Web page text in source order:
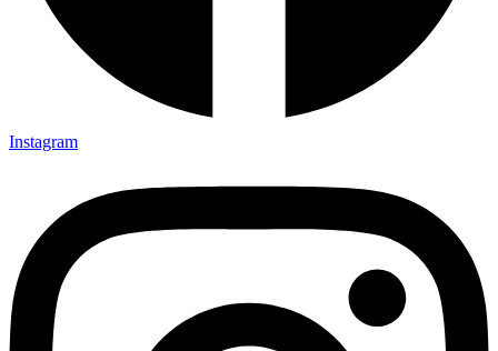
Instagram